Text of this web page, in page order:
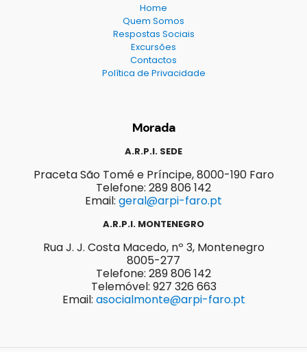
Home
Quem Somos
Respostas Sociais
Excursões
Contactos
Política de Privacidade
Morada
A.R.P.I. SEDE
Praceta São Tomé e Príncipe, 8000-190 Faro
Telefone: 289 806 142
Email: geral@arpi-faro.pt
A.R.P.I. MONTENEGRO
Rua J. J. Costa Macedo, nº 3, Montenegro
8005-277
Telefone: 289 806 142
Telemóvel: 927 326 663
Email: asocialmonte@arpi-faro.pt